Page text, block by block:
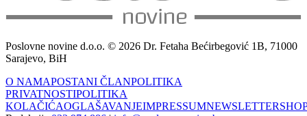
Poslovne novine d.o.o. © 2026 Dr. Fetaha Bećirbegović 1B, 71000
Sarajevo, BiH
O NAMAPOSTANI ČLANPOLITIKA
PRIVATNOSTIPOLITIKA
KOLAČIĆAOGLAŠAVANJEIMPRESSUMNEWSLETTER